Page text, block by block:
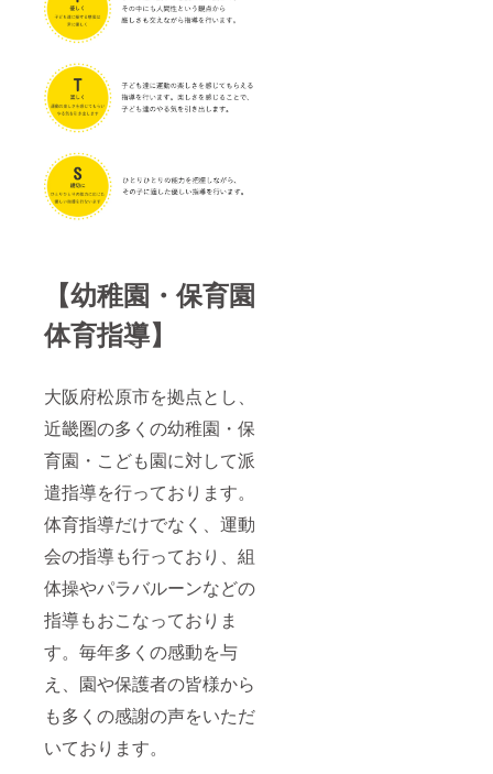
【幼稚園・保育園
体育指導】
大阪府松原市を拠点とし、
近畿圏の多くの幼稚園・保
育園・こども園に対して派
遣指導を行っております。
体育指導だけでなく、運動
会の指導も行っており、組
体操やパラバルーンなどの
指導もおこなっておりま
す。毎年多くの感動を与
え、園や保護者の皆様から
も多くの感謝の声をいただ
いております。